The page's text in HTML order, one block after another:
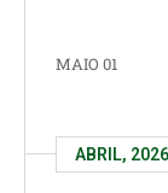
MAIO 01
ABRIL, 2026